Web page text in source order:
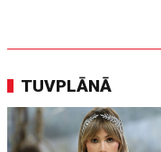
TUVPLĀNĀ